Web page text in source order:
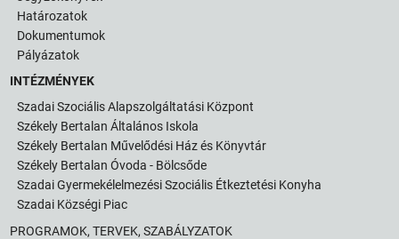
Határozatok
Dokumentumok
Pályázatok
INTÉZMÉNYEK
Szadai Szociális Alapszolgáltatási Központ
Székely Bertalan Általános Iskola
Székely Bertalan Művelődési Ház és Könyvtár
Székely Bertalan Óvoda - Bölcsőde
Szadai Gyermekélelmezési Szociális Étkeztetési Konyha
Szadai Községi Piac
PROGRAMOK, TERVEK, SZABÁLYZATOK